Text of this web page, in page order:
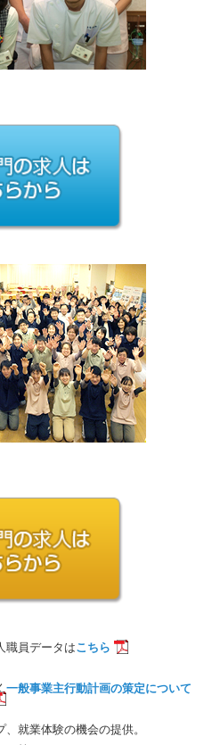
職員データはこちら
一般事業主行動計画の策定について
就業体験の機会の提供。